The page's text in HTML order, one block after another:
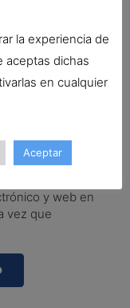
y web en
vez que
la experiencia de
aceptas dichas
en cualquier
Aceptar